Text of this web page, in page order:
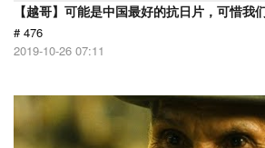
【越哥】可能是中国最好的抗日片，可惜我
# 476
2019-10-26 07:11